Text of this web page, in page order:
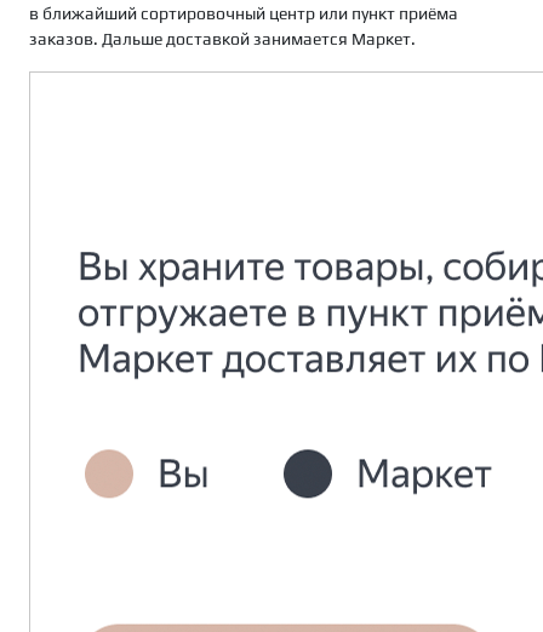
в ближайший сортировочный центр или пункт приёма
заказов. Дальше доставкой занимается Маркет.